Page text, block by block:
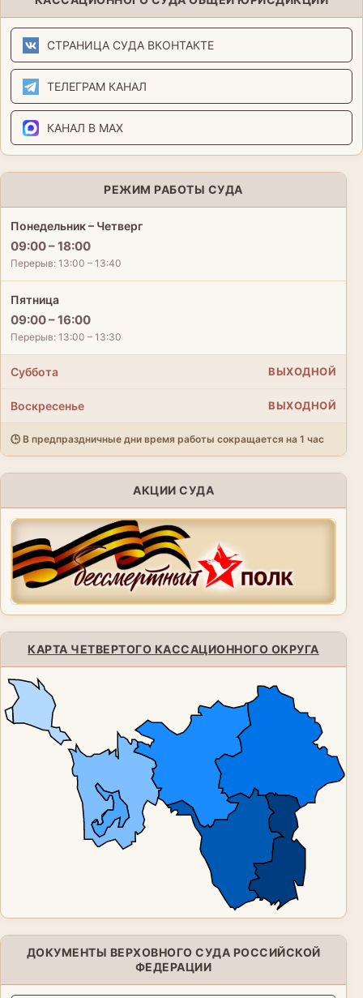
СТРАНИЦА СУДА ВКОНТАКТЕ
ТЕЛЕГРАМ КАНАЛ
КАНАЛ В MAX
РЕЖИМ РАБОТЫ СУДА
Понедельник – Четверг
09:00 – 18:00
Перерыв: 13:00 – 13:40
Пятница
09:00 – 16:00
Перерыв: 13:00 – 13:30
Суббота ВЫХОДНОЙ
Воскресенье ВЫХОДНОЙ
🕒 В предпраздничные дни время работы сокращается на 1 час
АКЦИИ СУДА
КАРТА ЧЕТВЕРТОГО КАССАЦИОННОГО ОКРУГА
ДОКУМЕНТЫ ВЕРХОВНОГО СУДА РОССИЙСКОЙ
ФЕДЕРАЦИИ